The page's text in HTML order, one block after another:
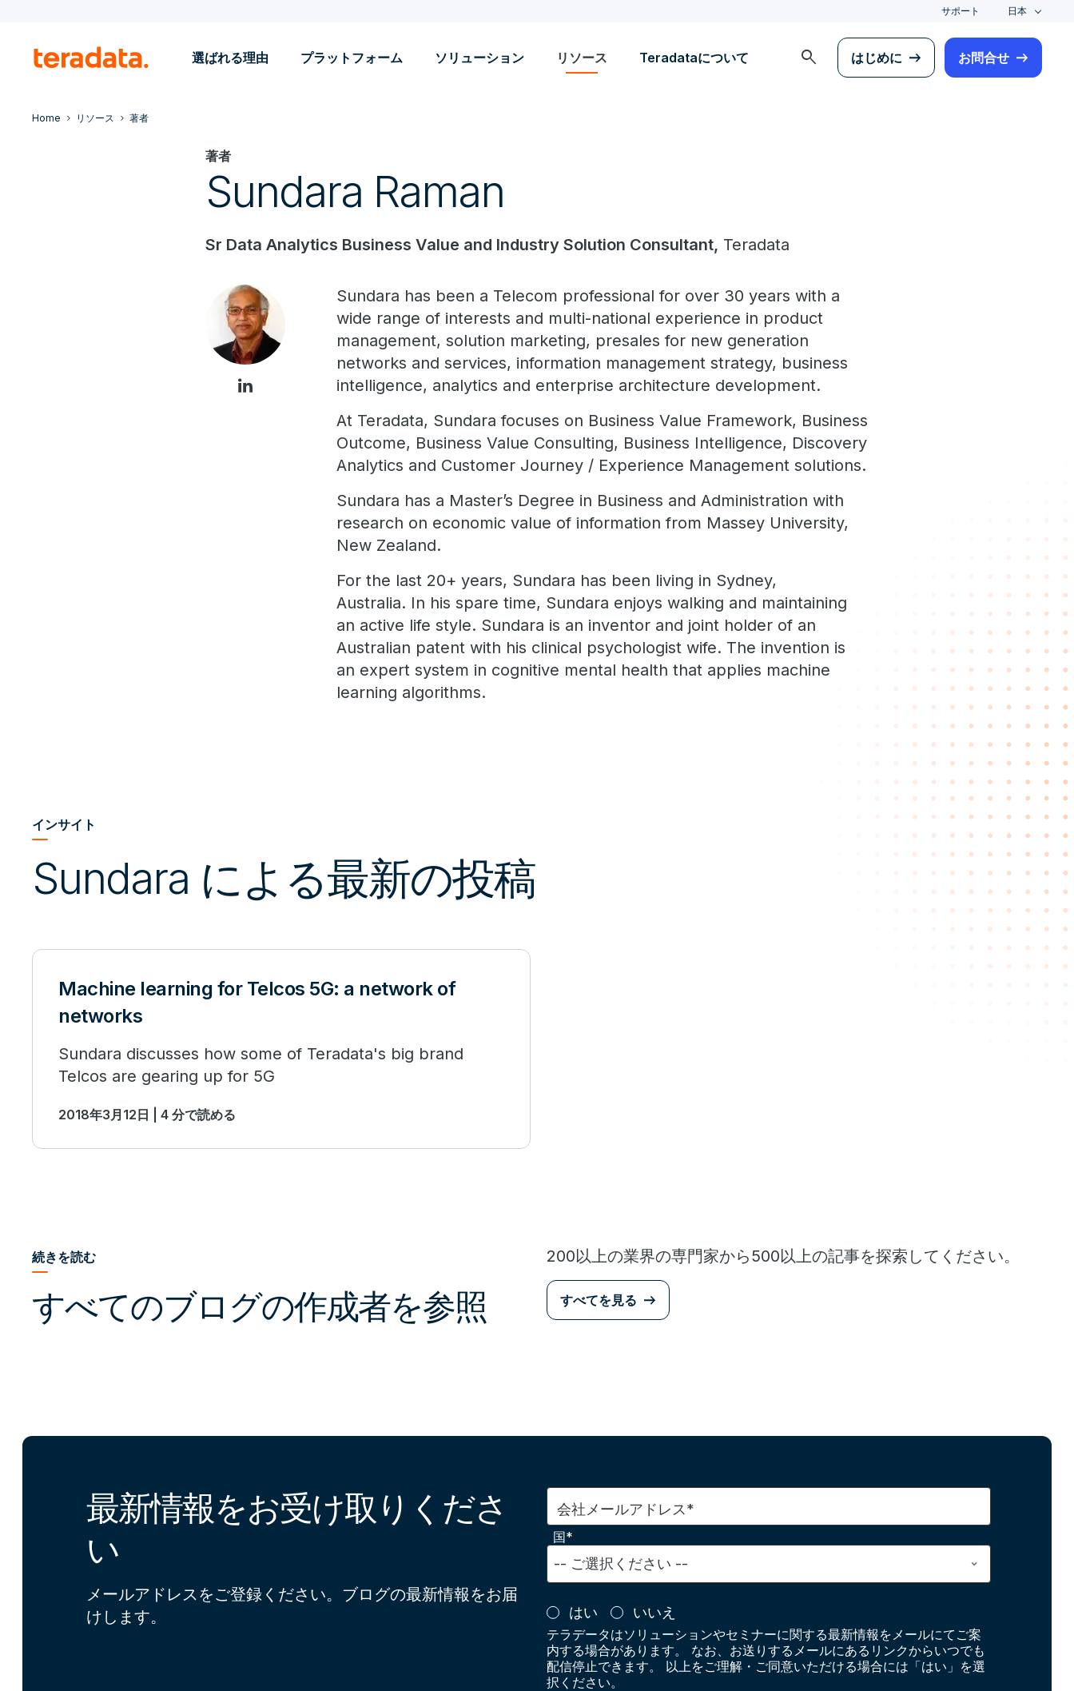
サポート 日本
選ばれる理由 プラットフォーム ソリューション リソース Teradataについて search はじめに お問合せ
Home リソース 著者
著者
Sundara Raman
Sr Data Analytics Business Value and Industry Solution Consultant, Teradata
Sundara has been a Telecom professional for over 30 years with a
wide range of interests and multi-national experience in product
management, solution marketing, presales for new generation
networks and services, information management strategy, business
intelligence, analytics and enterprise architecture development.
At Teradata, Sundara focuses on Business Value Framework, Business
Outcome, Business Value Consulting, Business Intelligence, Discovery
Analytics and Customer Journey / Experience Management solutions.
Sundara has a Master’s Degree in Business and Administration with
research on economic value of information from Massey University,
New Zealand.
For the last 20+ years, Sundara has been living in Sydney,
Australia. In his spare time, Sundara enjoys walking and maintaining
an active life style. Sundara is an inventor and joint holder of an
Australian patent with his clinical psychologist wife. The invention is
an expert system in cognitive mental health that applies machine
learning algorithms.
インサイト
Sundara による最新の投稿
Machine learning for Telcos 5G: a network of
networks
Sundara discusses how some of Teradata's big brand
Telcos are gearing up for 5G
2018年3月12日 | 4 分で読める
続きを読む
すべてのブログの作成者を参照
200以上の業界の専門家から500以上の記事を探索してください。
すべてを見る
最新情報をお受け取りくださ
い
メールアドレスをご登録ください。ブログの最新情報をお届
けします。
会社メールアドレス*
国*
はい いいえ
テラデータはソリューションやセミナーに関する最新情報をメールにてご案
内する場合があります。 なお、お送りするメールにあるリンクからいつでも
配信停止できます。 以上をご理解・ご同意いただける場合には「はい」を選
択ください。